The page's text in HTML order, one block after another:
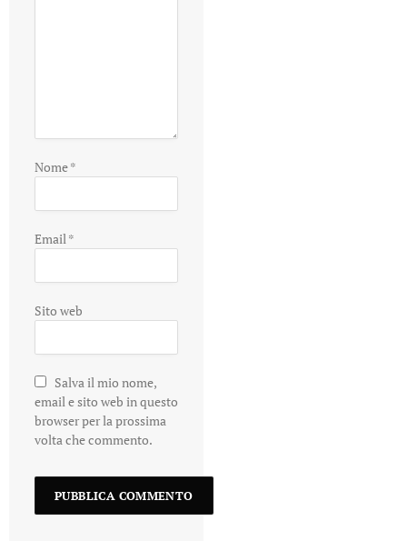
Nome*
Email*
Sito web
Salva il mio nome,
email e sito web in questo
browser per la prossima
volta che commento.